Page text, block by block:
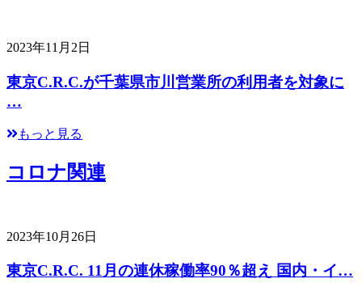
2023年11月2日
東京C.R.C.が千葉県市川営業所の利用者を対象に
…
もっと見る
コロナ関連
2023年10月26日
東京C.R.C. 11月の連休稼働率90％超え 国内・イ…